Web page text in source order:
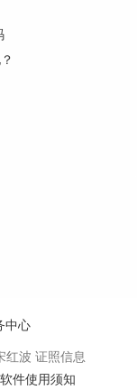
过程中灵活
解密码的时
中心
红波 证照信息
软件使用须知